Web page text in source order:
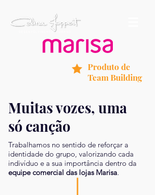
Produto de
Team Building
Muitas vozes, uma
só canção
Trabalhamos no sentido de reforçar a
identidade do grupo, valorizando cada
indivíduo e a sua importância dentro da
equipe comercial das lojas Marisa.